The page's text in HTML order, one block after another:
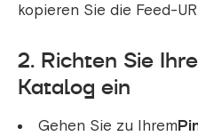
kopieren Sie die Feed-
2. Richten Sie
Katalog ein
Gehen Sie zu Ihrem